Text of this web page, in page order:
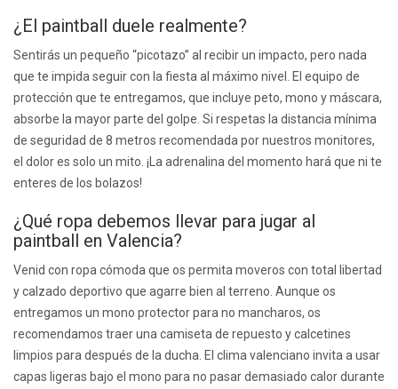
¿El paintball duele realmente?
Sentirás un pequeño “picotazo” al recibir un impacto, pero nada
que te impida seguir con la fiesta al máximo nivel. El equipo de
protección que te entregamos, que incluye peto, mono y máscara,
absorbe la mayor parte del golpe. Si respetas la distancia mínima
de seguridad de 8 metros recomendada por nuestros monitores,
el dolor es solo un mito. ¡La adrenalina del momento hará que ni te
enteres de los bolazos!
¿Qué ropa debemos llevar para jugar al
paintball en Valencia?
Venid con ropa cómoda que os permita moveros con total libertad
y calzado deportivo que agarre bien al terreno. Aunque os
entregamos un mono protector para no mancharos, os
recomendamos traer una camiseta de repuesto y calcetines
limpios para después de la ducha. El clima valenciano invita a usar
capas ligeras bajo el mono para no pasar demasiado calor durante